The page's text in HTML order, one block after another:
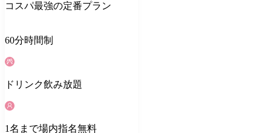
コスパ最強の定番プラン
60分時間制
ドリンク飲み放題
1名 まで場内指名無料